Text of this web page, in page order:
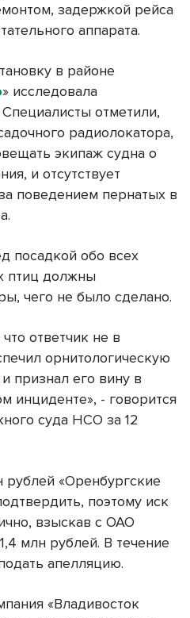
задержкой рейса
аппарата.
в районе
» исследовала
отметили,
радиолокатора,
экипаж судна о
и отсутствует
поведением пернатых в
посадкой обо всех
птиц должны
чего не было сделано.
ответчик не в
орнитологическую
и признал его вину в
инциденте», - говорится
суда НСО за 12
«Оренбургские
поэтому иск
взыскав с ОАО
млн рублей. В течение
апелляцию.
«Владивосток